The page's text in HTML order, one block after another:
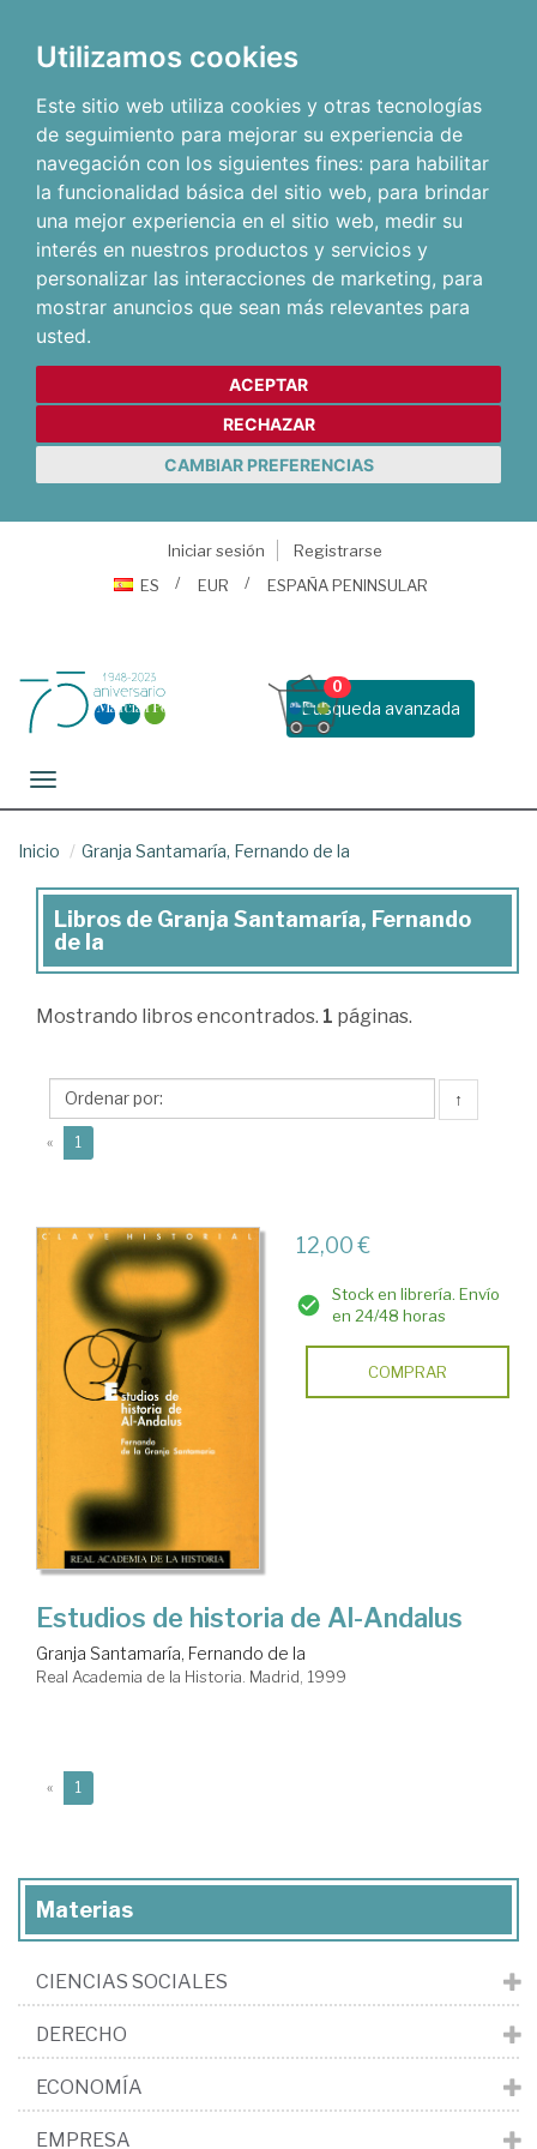
Utilizamos cookies
Este sitio web utiliza cookies y otras tecnologías
de seguimiento para mejorar su experiencia de
navegación con los siguientes fines: para habilitar
la funcionalidad básica del sitio web, para brindar
una mejor experiencia en el sitio web, medir su
interés en nuestros productos y servicios y
personalizar las interacciones de marketing, para
mostrar anuncios que sean más relevantes para
usted.
ACEPTAR
RECHAZAR
CAMBIAR PREFERENCIAS
Iniciar sesión
Registrarse
ES
EUR ESPAÑA PENINSULAR
Busqueda avanzada
0
Toggle navigation
Inicio Granja Santamaría, Fernando de la
Libros
de
Granja
Fernando
de
la
Libros de Granja Santamaría, Fernando
de la
Mostrando libros encontrados. 1 páginas.
↑
« 1
12,00 €
Stock en librería. Envío
en 24/48 horas
COMPRAR
Estudios de historia de Al-Andalus
Granja Santamaría, Fernando de la
Real Academia de la Historia. Madrid, 1999
« 1
Materias
CIENCIAS SOCIALES
DERECHO
ECONOMÍA
EMPRESA